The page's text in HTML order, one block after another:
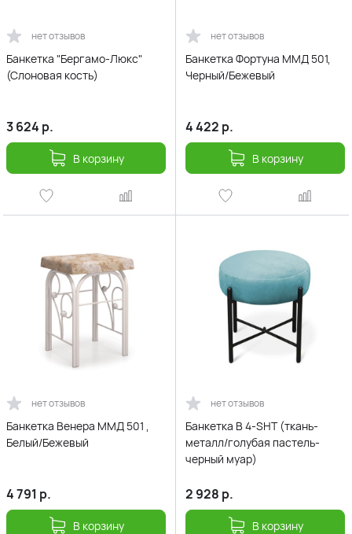
нет отзывов
Банкетка "Бергамо-Люкс"
(Слоновая кость)
3 624 р.
В корзину
нет отзывов
Банкетка Фортуна ММД 501,
Черный/Бежевый
4 422 р.
В корзину
нет отзывов
Банкетка Венера ММД 501 ,
Белый/Бежевый
4 791 р.
В корзину
нет отзывов
Банкетка В 4-SHT (ткань-
металл/голубая пастель-
черный муар)
2 928 р.
В корзину